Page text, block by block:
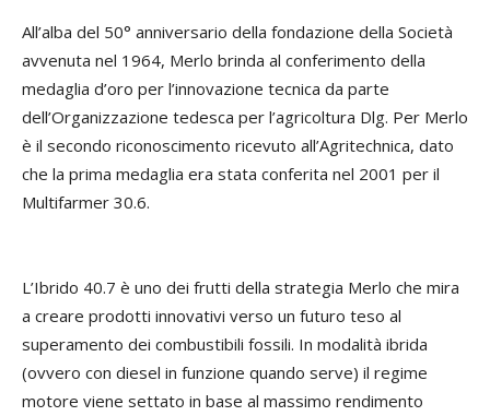
All’alba del 50° anniversario della fondazione della Società
avvenuta nel 1964, Merlo brinda al conferimento della
medaglia d’oro per l’innovazione tecnica da parte
dell’Organizzazione tedesca per l’agricoltura Dlg. Per Merlo
è il secondo riconoscimento ricevuto all’Agritechnica, dato
che la prima medaglia era stata conferita nel 2001 per il
Multifarmer 30.6.
L’Ibrido 40.7 è uno dei frutti della strategia Merlo che mira
a creare prodotti innovativi verso un futuro teso al
superamento dei combustibili fossili. In modalità ibrida
(ovvero con diesel in funzione quando serve) il regime
motore viene settato in base al massimo rendimento